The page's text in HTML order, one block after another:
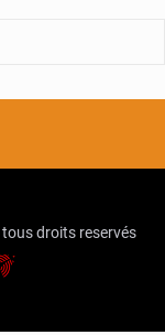
tous droits reservés